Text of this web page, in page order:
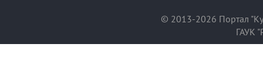
© 2013-2026 Портал
ГАУК